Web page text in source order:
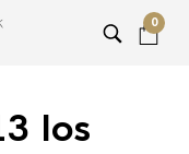
0
los